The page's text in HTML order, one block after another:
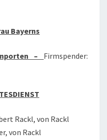
Bayerns
– Firmspender:
Rackl, von Rackl
von Rackl